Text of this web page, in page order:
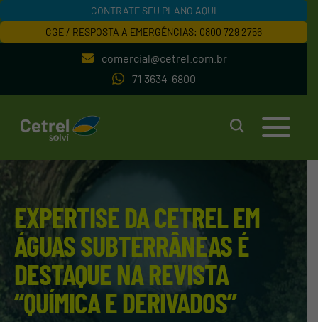
CONTRATE SEU PLANO AQUI
CGE / RESPOSTA A EMERGÊNCIAS: 0800 729 2756
comercial@cetrel.com.br
71 3634-6800
EXPERTISE DA CETREL EM
ÁGUAS SUBTERRÂNEAS É
DESTAQUE NA REVISTA
“QUÍMICA E DERIVADOS”